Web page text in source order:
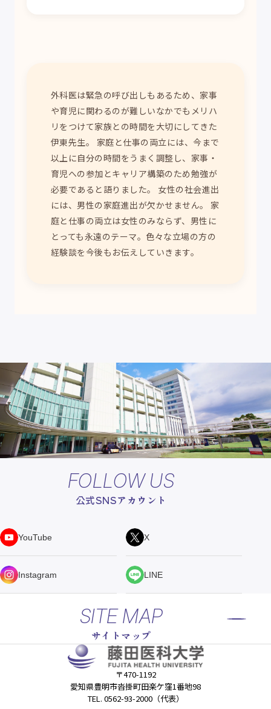
外科医は緊急の呼び出しもあるため、家事
や育児に関わるのが難しいなかでもメリハ
リをつけて家族との時間を大切にしてきた
伊東先生。 家庭と仕事の両立には、今まで
以上に自分の時間をうまく調整し、家事・
育児への参加とキャリア構築のため勉強が
必要であると語りました。 女性の社会進出
には、男性の家庭進出が欠かせません。 家
庭と仕事の両立は女性のみならず、男性に
とっても永遠のテーマ。色々な立場の方の
経験談を今後もお伝えしていきます。
FOLLOW US
公式SNSアカウント
YouTube X
Instagram LINE
SITE MAP
サイトマップ
〒470-1192
愛知県豊明市沓掛町田楽ケ窪1番地98
TEL. 0562-93-2000（代表）